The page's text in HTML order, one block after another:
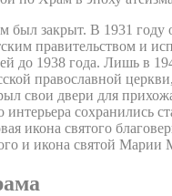
был закрыт. В 1931 году
правительством и
до 1938 года. Лишь в
православной
свои двери для
интерьера сохранились
икона святого
и икона святой Марии